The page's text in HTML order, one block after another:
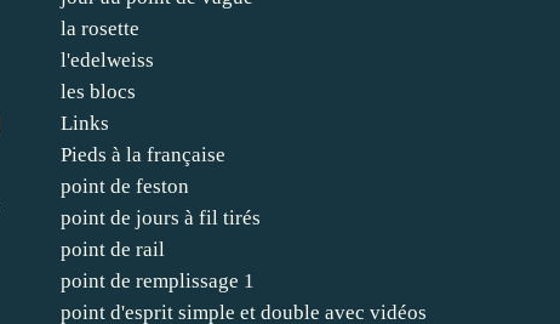
la rosette
l'edelweiss
les blocs
Links
Pieds à la française
point de feston
point de jours à fil tirés
point de rail
point de remplissage 1
point d'esprit simple et double avec vidéos